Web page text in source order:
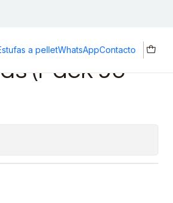
a pelletWhatsAppContacto
(Pack 96